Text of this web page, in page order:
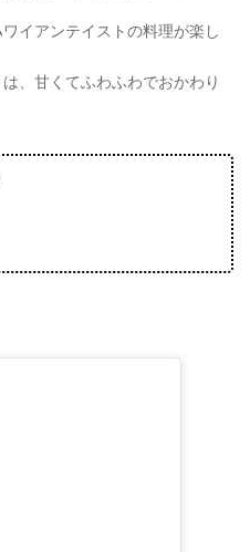
イアンテイストの料理が楽し
、甘くてふわふわでおかわり